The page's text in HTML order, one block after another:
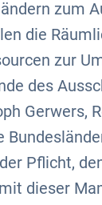
zum
die
zur
des
Gerwers,
Pflicht,
dieser